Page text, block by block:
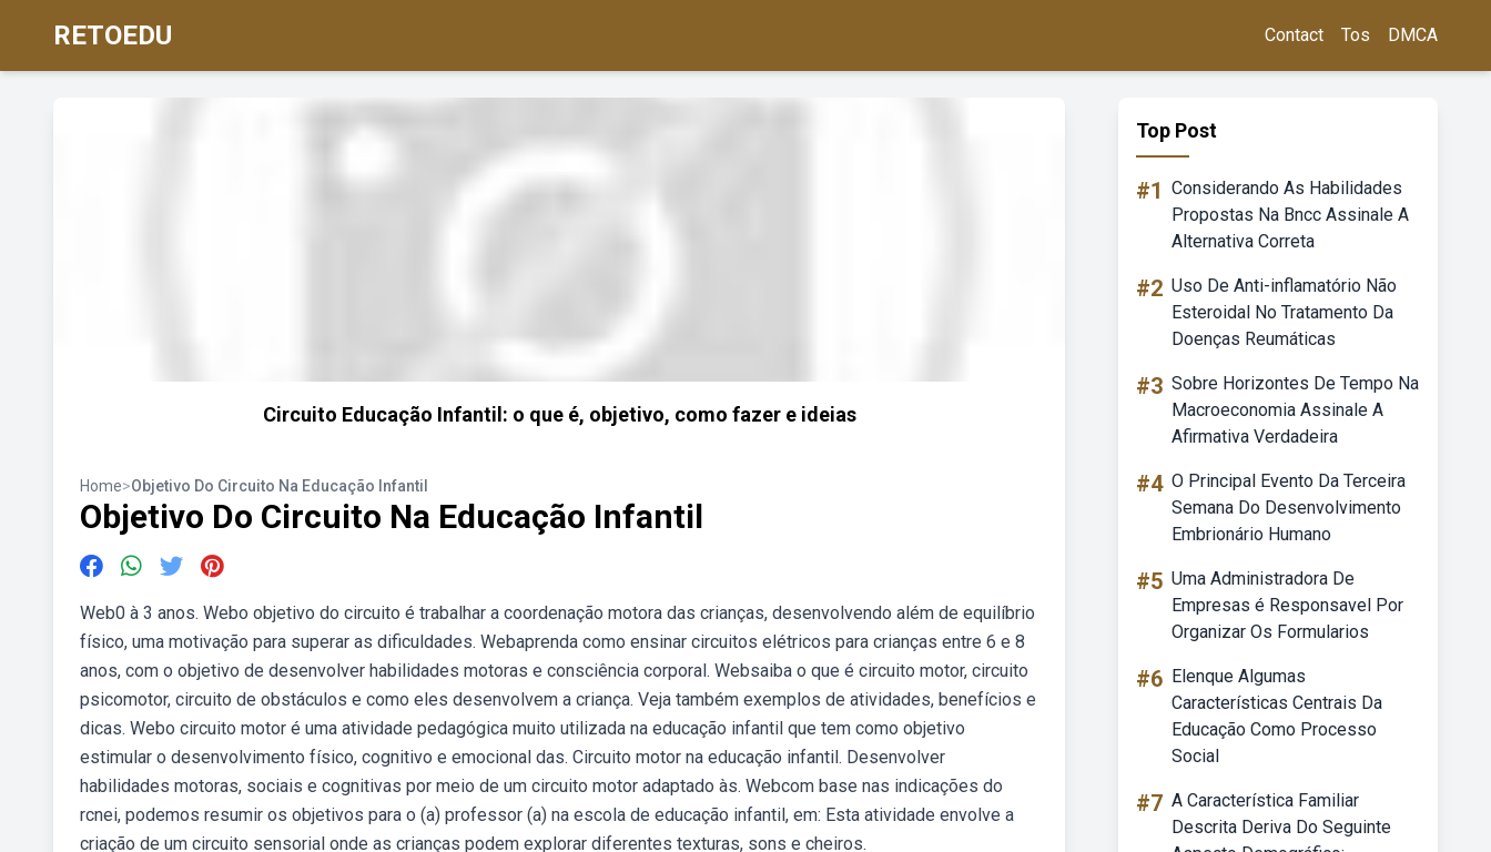
RETOEDU Contact Tos DMCA
Circuito Educação Infantil: o que é, objetivo, como fazer e ideias
Home>Objetivo Do Circuito Na Educação Infantil
Objetivo Do Circuito Na Educação Infantil
Web0 à 3 anos. Webo objetivo do circuito é trabalhar a coordenação motora das crianças, desenvolvendo além de equilíbrio
físico, uma motivação para superar as dificuldades. Webaprenda como ensinar circuitos elétricos para crianças entre 6 e 8
anos, com o objetivo de desenvolver habilidades motoras e consciência corporal. Websaiba o que é circuito motor, circuito
psicomotor, circuito de obstáculos e como eles desenvolvem a criança. Veja também exemplos de atividades, benefícios e
dicas. Webo circuito motor é uma atividade pedagógica muito utilizada na educação infantil que tem como objetivo
estimular o desenvolvimento físico, cognitivo e emocional das. Circuito motor na educação infantil. Desenvolver
habilidades motoras, sociais e cognitivas por meio de um circuito motor adaptado às. Webcom base nas indicações do
rcnei, podemos resumir os objetivos para o (a) professor (a) na escola de educação infantil, em: Esta atividade envolve a
criação de um circuito sensorial onde as crianças podem explorar diferentes texturas, sons e cheiros.
Top Post
#1 Considerando As Habilidades
Propostas Na Bncc Assinale A
Alternativa Correta
#2 Uso De Anti-inflamatório Não
Esteroidal No Tratamento Da
Doenças Reumáticas
#3 Sobre Horizontes De Tempo Na
Macroeconomia Assinale A
Afirmativa Verdadeira
#4 O Principal Evento Da Terceira
Semana Do Desenvolvimento
Embrionário Humano
#5 Uma Administradora De
Empresas é Responsavel Por
Organizar Os Formularios
#6 Elenque Algumas
Características Centrais Da
Educação Como Processo
Social
#7 A Característica Familiar
Descrita Deriva Do Seguinte